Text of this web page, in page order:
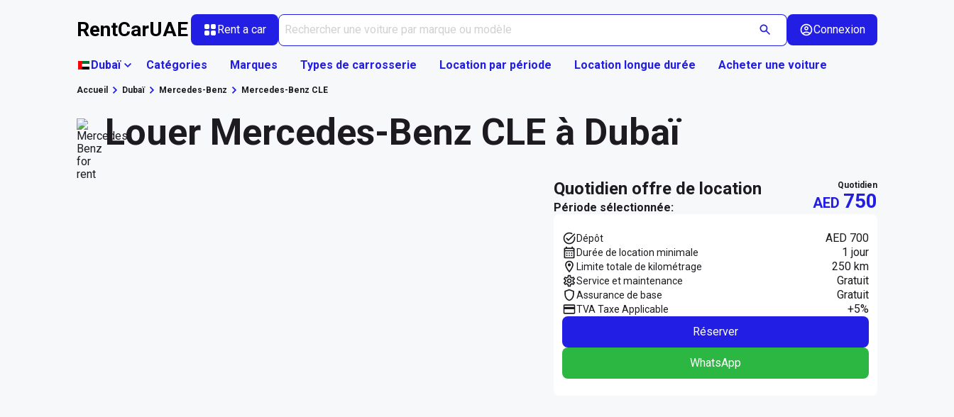
RentCarUAE Rent a car Connexion
Dubaï Catégories Marques Types de carrosserie Location par période Location longue durée Acheter une voiture
Accueil Dubaï Mercedes-Benz Mercedes-Benz CLE
Louer Mercedes-Benz CLE à Dubaï
quotidien offre de location
Période sélectionnée:
quotidien
AED 750
Dépôt AED 700
Durée de location minimale 1 jour
Limite totale de kilométrage 250 km
Service et maintenance Gratuit
Assurance de base Gratuit
TVA Taxe Applicable
+5%
Réserver
WhatsApp